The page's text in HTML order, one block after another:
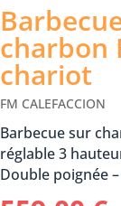
charbon
chariot
FM CALEFACCION
Barbecue sur
réglable 3
Double poignée